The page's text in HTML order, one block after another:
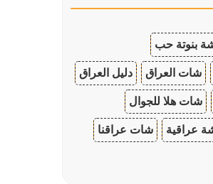
بنوتة حب
شات العراق دليل العراق
شات هلا للجوال
عراقية شات عراقنا